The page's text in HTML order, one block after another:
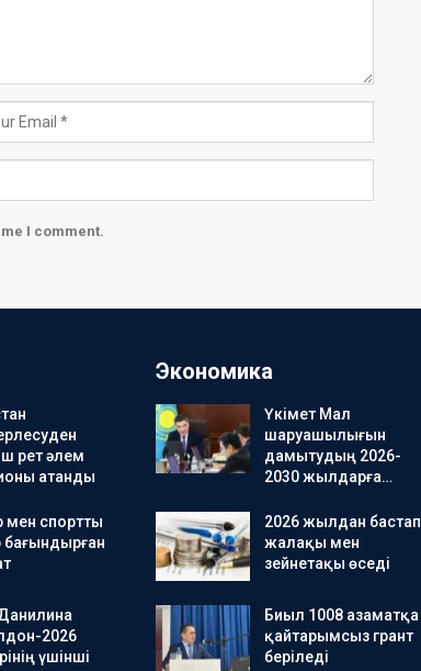
I comment.
рет әлем
атанды
мен спортты
бағындырған
2026
үшінші
Экономика
Үкімет Мал
шаруашылығын
дамытудың 2026-
2030 жылдарға…
2026 жылдан бастап
жалақы мен
зейнетақы өседі
Биыл 1008 азаматқа
қайтарымсыз грант
беріледі